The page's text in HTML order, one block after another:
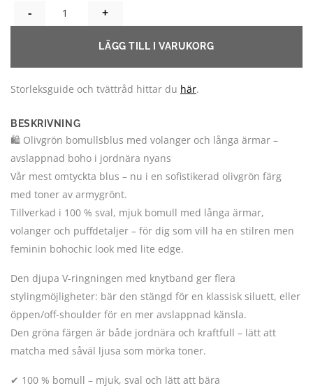
NELLIE VOLANGBLUS BOMULL OLIVE ARMY MÄNGD
LÄGG TILL I VARUKORG
Storleksguide och tvättråd hittar du här.
BESKRIVNING
🛍️ Olivgrön bomullsblus med volanger och långa ärmar –
avslappnad boho i jordnära nyans
Vår mest omtyckta blus – nu i en sofistikerad olivgrön färg
med toner av armygrönt.
Tillverkad i 100 % sval, mjuk bomull med långa ärmar,
volanger och puffdetaljer – för dig som vill ha en stilren men
feminin bohochic look med lite edge.
Den djupa V-ringningen med knytband ger flera
stylingmöjligheter: bär den stängd för en klassisk siluett, eller
öppen/off-shoulder för en mer avslappnad känsla.
Den gröna färgen är både jordnära och kraftfull – lätt att
matcha med såväl ljusa som mörka toner.
✔ 100 % bomull – mjuk, sval och lätt att bära